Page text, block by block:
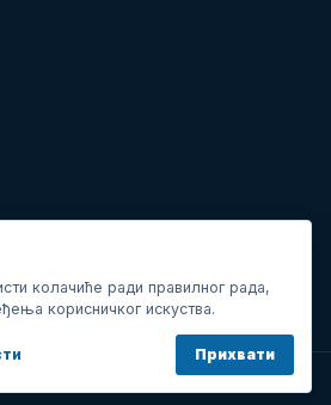
задржана.
колачиће ради правилног рада,
корисничког искуства.
Прихвати